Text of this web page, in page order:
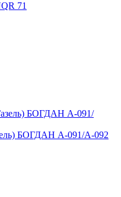
71
БОГДАН А-091/А-092